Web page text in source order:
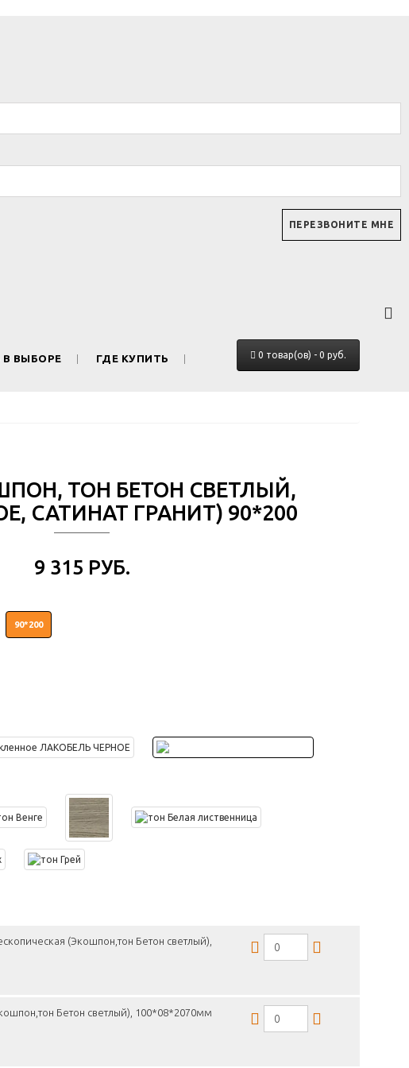
ВЫБОРЕ ГДЕ КУПИТЬ 0 товар(ов) - 0 руб.
ТОН БЕТОН СВЕТЛЫЙ,
САТИНАТ ГРАНИТ) 90*200
9 315 РУБ.
90*200
(Экошпон,тон Бетон светлый),
Бетон светлый), 100*08*2070мм